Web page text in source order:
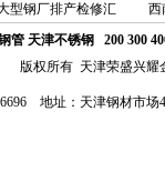
型钢厂排产检修汇
西
管 天津不锈钢
200 300
版权所有 天津荣盛兴
地址：天津钢材市